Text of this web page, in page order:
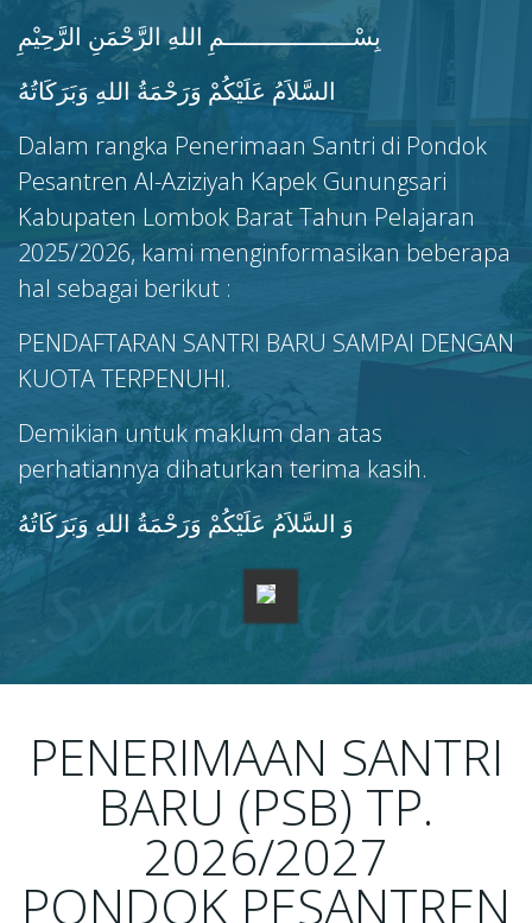
بِسْــــــــــــــــــمِ اللهِ الرَّحْمَنِ الرَّحِيْمِ
السَّلاَمُ عَلَيْكُمْ وَرَحْمَةُ اللهِ وَبَرَكَاتُهُ
Dalam rangka Penerimaan Santri di Pondok
Pesantren Al-Aziziyah Kapek Gunungsari
Kabupaten Lombok Barat Tahun Pelajaran
2025/2026, kami menginformasikan beberapa
hal sebagai berikut :
PENDAFTARAN SANTRI BARU SAMPAI DENGAN
KUOTA TERPENUHI.
Demikian untuk maklum dan atas
perhatiannya dihaturkan terima kasih.
وَ السَّلاَمُ عَلَيْكُمْ وَرَحْمَةُ اللهِ وَبَرَكَاتُهُ
PENERIMAAN SANTRI
BARU (PSB) TP.
2026/2027
PONDOK PESANTREN